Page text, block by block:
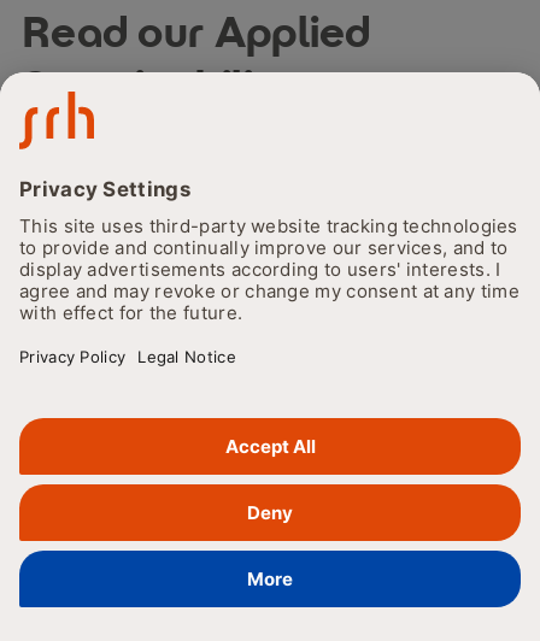
Read our Applied
Sustainability
Management blogs
Explore the various dimensions of the program, including
skills, future prospects, the media industry, and more in
our insightful blogs. Dive into various aspects of the
program such as skills, future opportunities, the media
industry, and more on our blogs.
Nieuws filteren:
Filter (0 geselecteerd)
Informatie aanvragen